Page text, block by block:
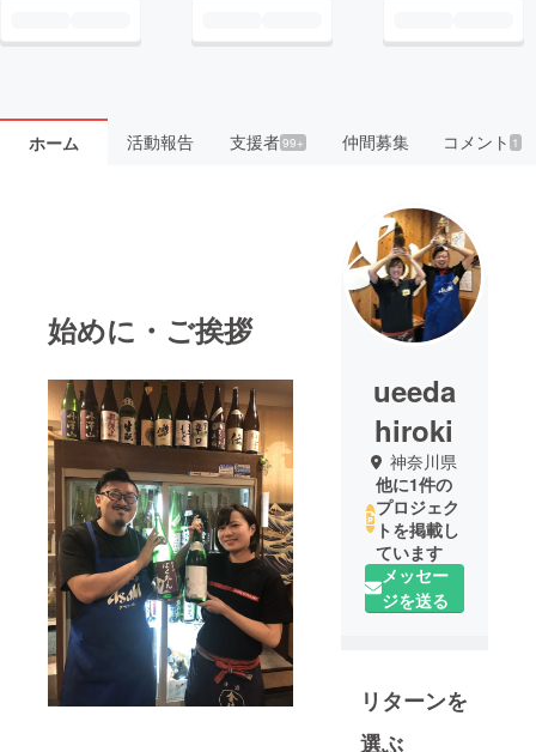
ホーム 活動報告 支援者99+ 仲間募集 コメント 1
始めに・ご挨拶
ueeda
hiroki
神奈川県
他に1件の
プロジェク
トを掲載し
ています
メッセー
ジを送る
リターンを
選ぶ